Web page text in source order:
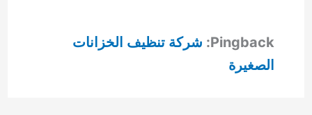
Pingback: شركة تنظيف الخزانات
الصغيرة